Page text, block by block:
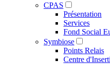
CPAS
Présentation
Services
Fond Social
Symbiose
Points Relais
Centre